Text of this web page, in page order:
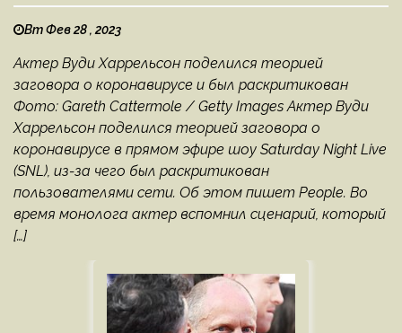
Вт Фев 28 , 2023
Актер Вуди Харрельсон поделился теорией
заговора о коронавирусе и был раскритикован
Фото: Gareth Cattermole / Getty Images Актер Вуди
Харрельсон поделился теорией заговора о
коронавирусе в прямом эфире шоу Saturday Night Live
(SNL), из-за чего был раскритикован
пользователями сети. Об этом пишет People. Во
время монолога актер вспомнил сценарий, который
[…]